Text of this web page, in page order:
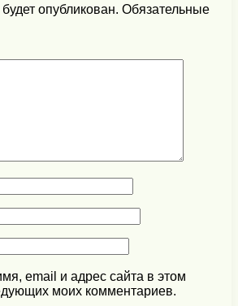
опубликован. Обязательные
email и адрес сайта в этом
моих комментариев.